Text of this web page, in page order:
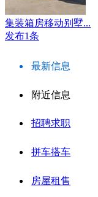
集装箱房移动别墅...
发布1条
最新信息
附近信息
招聘求职
拼车搭车
房屋租售